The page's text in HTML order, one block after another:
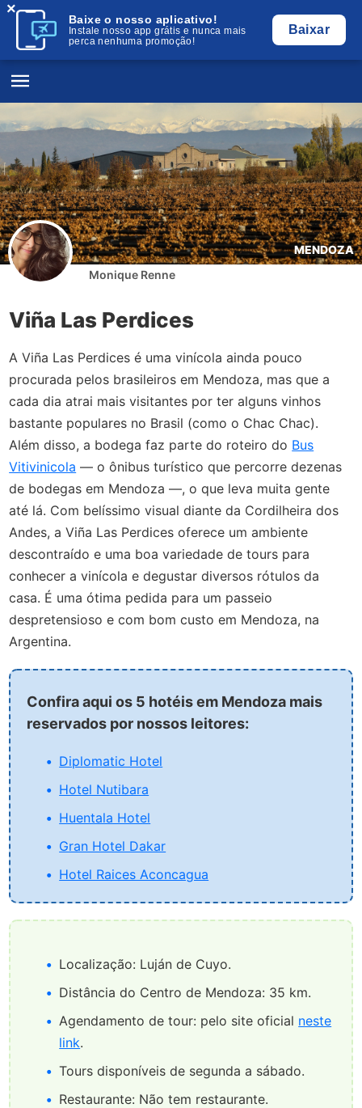
Baixe o nosso aplicativo!
Instale nosso app grátis e nunca mais
perca nenhuma promoção!
Baixar
×
MENDOZA
Monique Renne
Viña Las Perdices
A Viña Las Perdices é uma vinícola ainda pouco
procurada pelos brasileiros em Mendoza, mas que a
cada dia atrai mais visitantes por ter alguns vinhos
bastante populares no Brasil (como o Chac Chac).
Além disso, a bodega faz parte do roteiro do Bus
Vitivinicola — o ônibus turístico que percorre dezenas
de bodegas em Mendoza —, o que leva muita gente
até lá. Com belíssimo visual diante da Cordilheira dos
Andes, a Viña Las Perdices oferece um ambiente
descontraído e uma boa variedade de tours para
conhecer a vinícola e degustar diversos rótulos da
casa. É uma ótima pedida para um passeio
despretensioso e com bom custo em Mendoza, na
Argentina.
Confira aqui os 5 hotéis em Mendoza mais
reservados por nossos leitores:
Diplomatic Hotel
Hotel Nutibara
Huentala Hotel
Gran Hotel Dakar
Hotel Raices Aconcagua
Localização: Luján de Cuyo.
Distância do Centro de Mendoza: 35 km.
Agendamento de tour: pelo site oficial neste
link.
Tours disponíveis de segunda a sábado.
Restaurante: Não tem restaurante.